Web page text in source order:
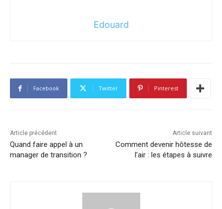
Edouard
Facebook Twitter Pinterest
Article précédent
Quand faire appel à un
manager de transition ?
Article suivant
Comment devenir hôtesse de
l’air : les étapes à suivre